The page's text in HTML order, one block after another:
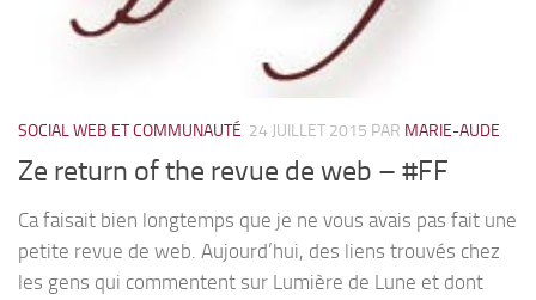
SOCIAL WEB ET COMMUNAUTÉ 24 JUILLET 2015 PAR MARIE-AUDE
Ze return of the revue de web – #FF
Ca faisait bien longtemps que je ne vous avais pas fait une
petite revue de web. Aujourd’hui, des liens trouvés chez
les gens qui commentent sur Lumière de Lune et dont